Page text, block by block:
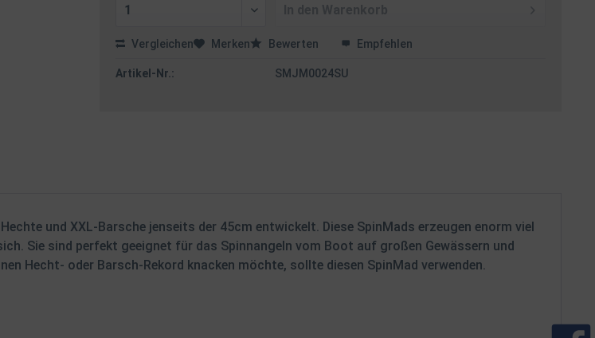
Vergleichen Merken Bewerten Empfehlen
Artikel-Nr.: SMJM0024SU
und XXL-Barsche jenseits der 45cm entwickelt. Diese SpinMads erzeugen enorm viel
Sie sind perfekt geeignet für das Spinnangeln vom Boot auf großen Gewässern und
Hecht- oder Barsch-Rekord knacken möchte, sollte diesen SpinMad verwenden.